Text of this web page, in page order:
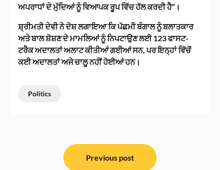
ਅਪਰਾਧਾਂ ਦੇ ਮੁੱਦਿਆਂ ਨੂੰ ਵਿਆਪਕ ਰੂਪ ਵਿੱਚ ਹੱਲ ਕਰਦੀ ਹੈ”।
ਸ਼੍ਰੀਮਤੀ ਦੇਵੀ ਨੇ ਦੋਸ਼ ਲਗਾਇਆ ਕਿ ਪੱਛਮੀ ਬੰਗਾਲ ਨੂੰ ਬਲਾਤਕਾਰ
ਅਤੇ ਬਾਲ ਸ਼ੋਸ਼ਣ ਦੇ ਮਾਮਲਿਆਂ ਨੂੰ ਨਿਪਟਾਉਣ ਲਈ 123 ਫਾਸਟ-
ਟਰੈਕ ਅਦਾਲਤਾਂ ਅਲਾਟ ਕੀਤੀਆਂ ਗਈਆਂ ਸਨ, ਪਰ ਇਨ੍ਹਾਂ ਵਿੱਚੋਂ
ਕਈ ਅਦਾਲਤਾਂ ਅਜੇ ਚਾਲੂ ਨਹੀਂ ਹੋਈਆਂ ਹਨ।
Politics
Previous post